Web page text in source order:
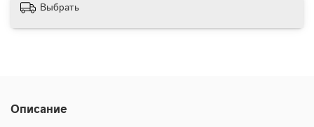
Выбрать
Описание